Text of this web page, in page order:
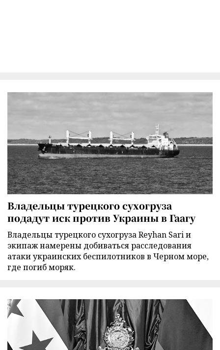
Владельцы турецкого сухогруза
подадут иск против Украины в Гаагу
Владельцы турецкого сухогруза Reyhan Sari и
экипаж намерены добиваться расследования
атаки украинских беспилотников в Черном море,
где погиб моряк.